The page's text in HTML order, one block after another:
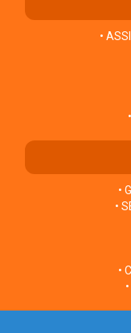
•
•
•
•